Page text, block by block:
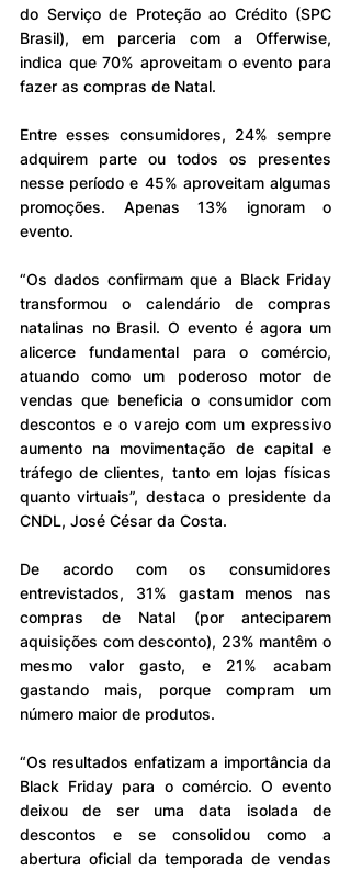
do Serviço de Proteção ao Crédito (SPC
Brasil), em parceria com a Offerwise,
indica que 70% aproveitam o evento para
fazer as compras de Natal.
Entre esses consumidores, 24% sempre
adquirem parte ou todos os presentes
nesse período e 45% aproveitam algumas
promoções. Apenas 13% ignoram o
evento.
“Os dados confirmam que a Black Friday
transformou o calendário de compras
natalinas no Brasil. O evento é agora um
alicerce fundamental para o comércio,
atuando como um poderoso motor de
vendas que beneficia o consumidor com
descontos e o varejo com um expressivo
aumento na movimentação de capital e
tráfego de clientes, tanto em lojas físicas
quanto virtuais”, destaca o presidente da
CNDL, José César da Costa.
De acordo com os consumidores
entrevistados, 31% gastam menos nas
compras de Natal (por anteciparem
aquisições com desconto), 23% mantêm o
mesmo valor gasto, e 21% acabam
gastando mais, porque compram um
número maior de produtos.
“Os resultados enfatizam a importância da
Black Friday para o comércio. O evento
deixou de ser uma data isolada de
descontos e se consolidou como a
abertura oficial da temporada de vendas